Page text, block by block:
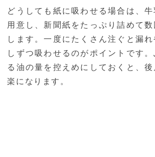
どうしても紙に吸わせる場合は、
用意し、新聞紙をたっぷり詰めて
します。一度にたくさん注ぐと漏
しずつ吸わせるのがポイントです
る油の量を控えめにしておくと、後
楽になります。